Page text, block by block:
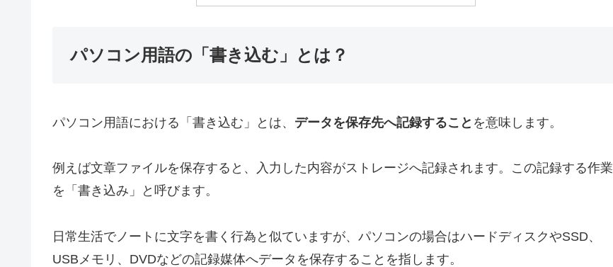
パソコン用語の「書き込む」とは？
パソコン用語における「書き込む」とは、 データを保存先へ記録すること を意味します。
例えば文章ファイルを保存すると、入力した内容がストレージへ記録されます。この記録する作業
を「書き込み」と呼びます。
日常生活でノートに文字を書く行為と似ていますが、パソコンの場合はハードディスクやSSD、
USBメモリ、DVDなどの記録媒体へデータを保存することを指します。